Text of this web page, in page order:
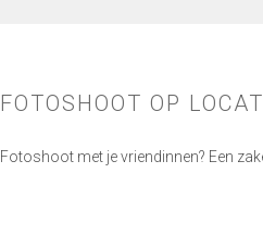
FOTOSHOOT OP
Fotoshoot met je vriendinnen? Een